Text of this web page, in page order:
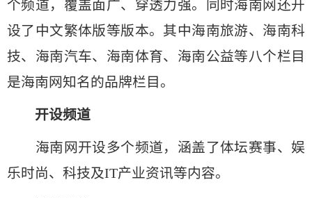
个频道，覆盖面广、穿透力强。同时海南网还开
设了中文繁体版等版本。其中海南旅游、海南科
技、海南汽车、海南体育、海南公益等八个栏目
是海南网知名的品牌栏目。
开设频道
海南网开设多个频道，涵盖了体坛赛事、娱
乐时尚、科技及IT产业资讯等内容。